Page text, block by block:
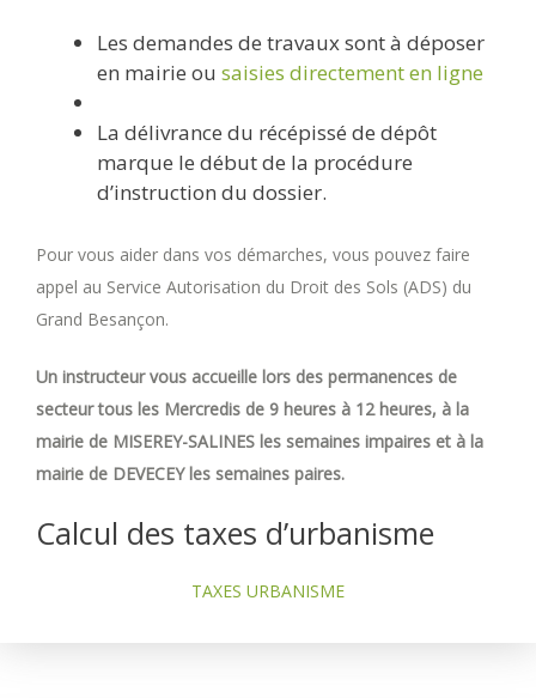
Les demandes de travaux sont à déposer
en mairie ou saisies directement en ligne
La délivrance du récépissé de dépôt
marque le début de la procédure
d’instruction du dossier.
Pour vous aider dans vos démarches, vous pouvez faire
appel au Service Autorisation du Droit des Sols (ADS) du
Grand Besançon.
Un instructeur vous accueille lors des permanences de
secteur tous les Mercredis de 9 heures à 12 heures, à la
mairie de MISEREY-SALINES les semaines impaires et à la
mairie de DEVECEY les semaines paires.
Calcul des taxes d’urbanisme
TAXES URBANISME